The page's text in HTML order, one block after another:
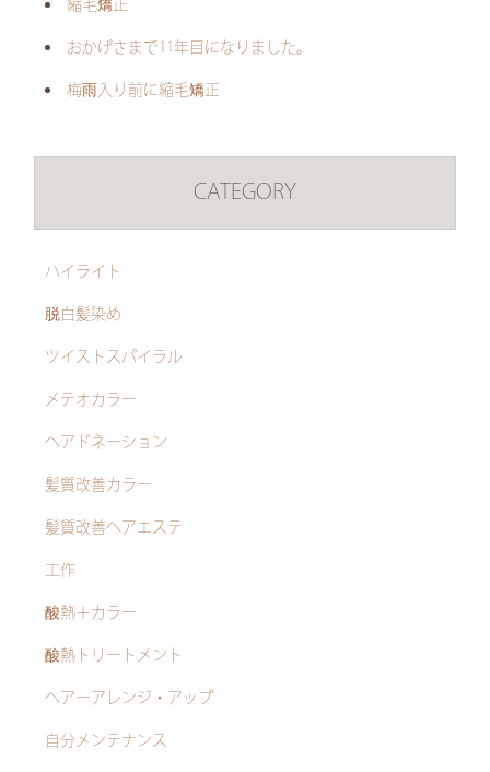
縮毛矯正
おかげさまで11年目になりました。
梅雨入り前に縮毛矯正
CATEGORY
ハイライト
脱白髪染め
ツイストスパイラル
メテオカラー
ヘアドネーション
髪質改善カラー
髪質改善ヘアエステ
工作
酸熱＋カラー
酸熱トリートメント
ヘアーアレンジ・アップ
自分メンテナンス